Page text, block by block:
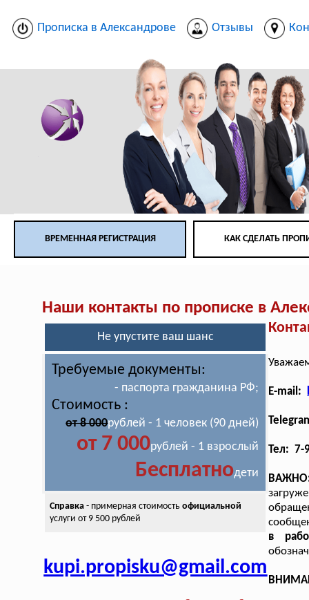
Прописка в Александрове Отзывы
ВРЕМЕННАЯ РЕГИСТРАЦИЯ КАК СДЕЛАТЬ
Наши контакты по прописке в
Не упустите ваш шанс
Требуемые документы:
- паспорта гражданина РФ;
Стоимость :
от 8 000рублей - 1 человек (90 дней)
от 7 000рублей - 1 взрослый
Бесплатнодети
Справка- примерная стоимость официальной
услуги от 9 500 рублей
kupi.propisku@gmail.com
E-mail:
Тел: 7-
в